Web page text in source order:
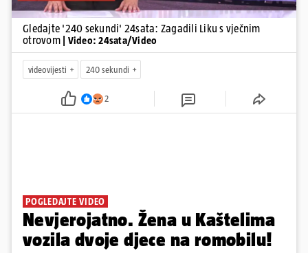
Gledajte '240 sekundi' 24sata: Zagadili Liku s vječnim
otrovom
| Video: 24sata/Video
videovijesti 240 sekundi
2
POGLEDAJTE VIDEO
Nevjerojatno. Žena u Kaštelima
vozila dvoje djece na romobilu!